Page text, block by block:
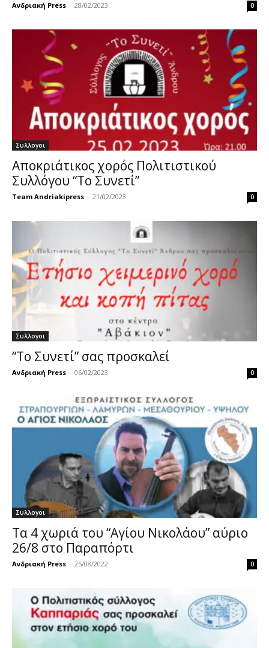
Ανδριακή Press - 28/02/2023 0
Συλλογοι
Αποκριάτικος χορός Πολιτιστικού
Συλλόγου “Το Συνετί”
Team Andriakipress - 21/02/2023 0
Συλλογοι
“Το Συνετί” σας προσκαλεί
Ανδριακή Press - 06/02/2023 0
Συλλογοι
Τα 4 χωριά του “Αγίου Νικολάου” αύριο
26/8 στο Παραπόρτι
Ανδριακή Press - 25/08/2022 0